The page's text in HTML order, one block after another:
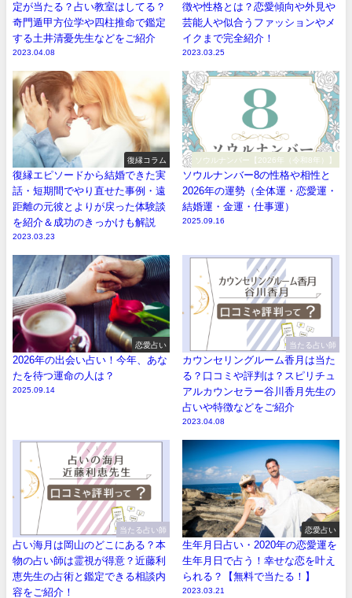
定が当たる？占い教室はしてる？
奇門遁甲方位学や四柱推命で鑑定
する土井清憂先生などをご紹介
2023.04.08
徴や性格とは？恋愛傾向や外見や
芸能人や似合うファッションやメ
イクまで完全紹介！
2023.03.25
復縁コラム
復縁エピソードから結婚できた実
話・短期間でやり直せた事例・遠
距離の元彼とよりが戻った体験談
を紹介＆成功のきっかけも解説
2023.03.23
ソウルナンバー【2026年（令和8年）】
ソウルナンバー8の性格や相性と
2026年の運勢（全体運・恋愛運・
結婚運・金運・仕事運）
2025.09.16
恋愛占い
2026年の出会い占い！今年、あな
たを待つ運命の人は？
2025.09.14
当たる占い師
カウンセリングルーム香月は当た
る？口コミや評判は？スピリチュ
アルカウンセラー谷川香月先生の
占いや特徴などをご紹介
2023.04.08
当たる占い師
占い海月は岡山のどこにある？本
物の占い師は霊視が得意？近藤利
恵先生の占術と鑑定できる相談内
容をご紹介！
恋愛占い
生年月日占い・2020年の恋愛運を
生年月日で占う！幸せな恋を叶え
られる？【無料で当たる！】
2023.03.21